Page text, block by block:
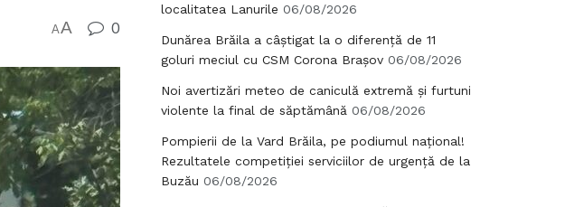
AA 0
localitatea Lanurile 06/08/2026
Dunărea Brăila a câștigat la o diferență de 11
goluri meciul cu CSM Corona Brașov 06/08/2026
Noi avertizări meteo de caniculă extremă și furtuni
violente la final de săptămână 06/08/2026
Pompierii de la Vard Brăila, pe podiumul național!
Rezultatele competiției serviciilor de urgență de la
Buzău 06/08/2026